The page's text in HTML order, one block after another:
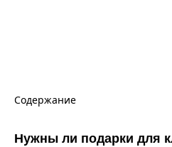
Содержание
Нужны ли подарки для